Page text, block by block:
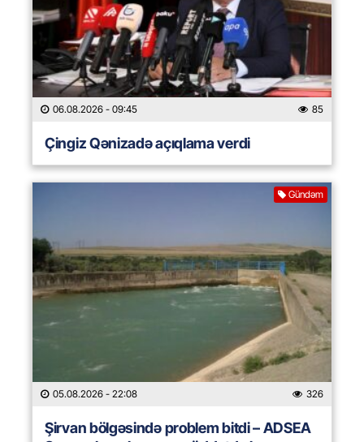
06.08.2026 - 09:45 85
Çingiz Qənizadə açıqlama verdi
Gündəm
05.08.2026 - 22:08 326
Şirvan bölgəsində problem bitdi – ADSEA